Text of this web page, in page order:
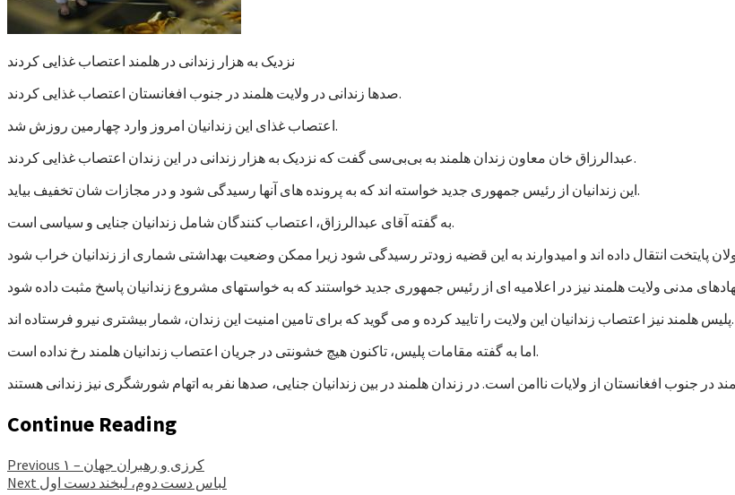
نزدیک به هزار زندانی در هلمند اعتصاب غذایی کردند
صدها زندانی در ولایت هلمند در جنوب افغانستان اعتصاب غذایی کردند.
اعتصاب غذای این زندانیان امروز وارد چهارمین روزش شد.
عبدالرزاق خان معاون زندان هلمند به بی‌بی‌سی گفت که نزدیک به هزار زندانی در این زندان اعتصاب غذایی کردند.
این زندانیان از رئیس جمهوری جدید خواسته اند که به پرونده های آنها رسیدگی شود و در مجازات شان تخفیف بیاید.
به گفته آقای عبدالرزاق، اعتصاب کنندگان شامل زندانیان جنایی و سیاسی است.
پلیس هلمند نیز اعتصاب زندانیان این ولایت را تایید کرده و می گوید که برای تامین امنیت این زندان، شمار بیشتری نیرو فرستاده اند.
اما به گفته مقامات پلیس، تاکنون هیچ خشونتی در جریان اعتصاب زندانیان هلمند رخ نداده است.
Continue Reading
Previous
کرزی و رهبران جهان – ۱
Next لباس دست دوم، لبخند دست اول